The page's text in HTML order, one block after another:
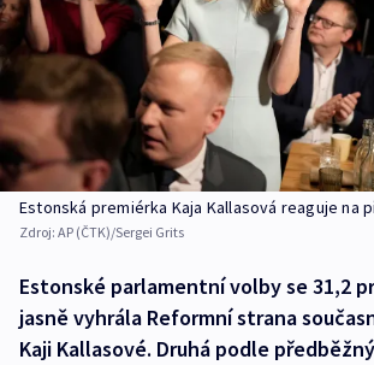
Estonská premiérka Kaja Kallasová reaguje na
Zdroj: AP (ČTK)/Sergei Grits
Estonské parlamentní volby se 31,2
jasně vyhrála Reformní strana
Kaji Kallasové. Druhá podle